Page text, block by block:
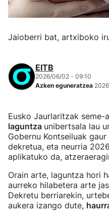
Jaioberri bat, artxiboko
EITB
2026/06/02 - 09:10
Azken eguneratzea
Eusko Jaurlaritzak seme-
laguntza unibertsala lau
Gobernu Kontseiluak
dekretua, eta neurria
aplikatuko da,
Orain arte, laguntza hori
aurreko hilabetera arte
Dekretu berriarekin,
aukera izango dute,